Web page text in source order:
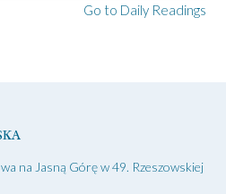
Go to Daily Readings
na Jasną Górę w 49. Rzeszowskiej